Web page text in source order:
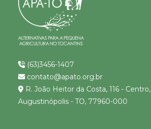
(63)3456-1407
contato@apato.org.br
R. João Heitor da Costa, 116 - Centro,
Augustinópolis - TO, 77960-000